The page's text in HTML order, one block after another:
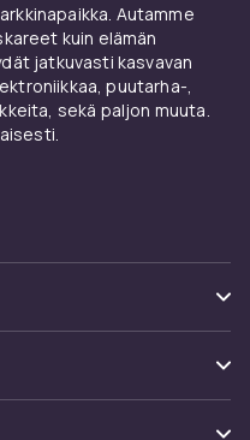
Autamme
kuin elämän
jatkuvasti kasvavan
puutarha-,
sekä paljon muuta.